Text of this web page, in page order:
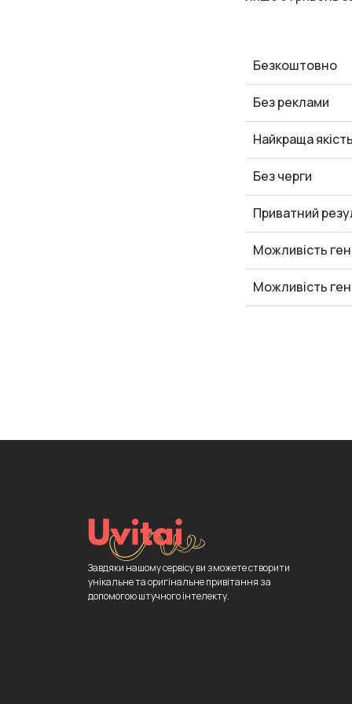
Безкоштовно
Без реклами
Найкраща якість
Без черги
Приватний
Можливість
Можливість
Завдяки нашому сервісу ви зможете створити
унікальне та оригінальне привітання за
допомогою штучного інтелекту.